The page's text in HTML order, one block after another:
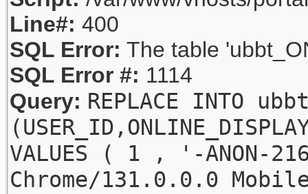
Line#: 400
SQL Error: The table
SQL Error #: 1114
Query: REPLACE INTO
VALUES ( 1 , '-
Chrome/131.0.0.0